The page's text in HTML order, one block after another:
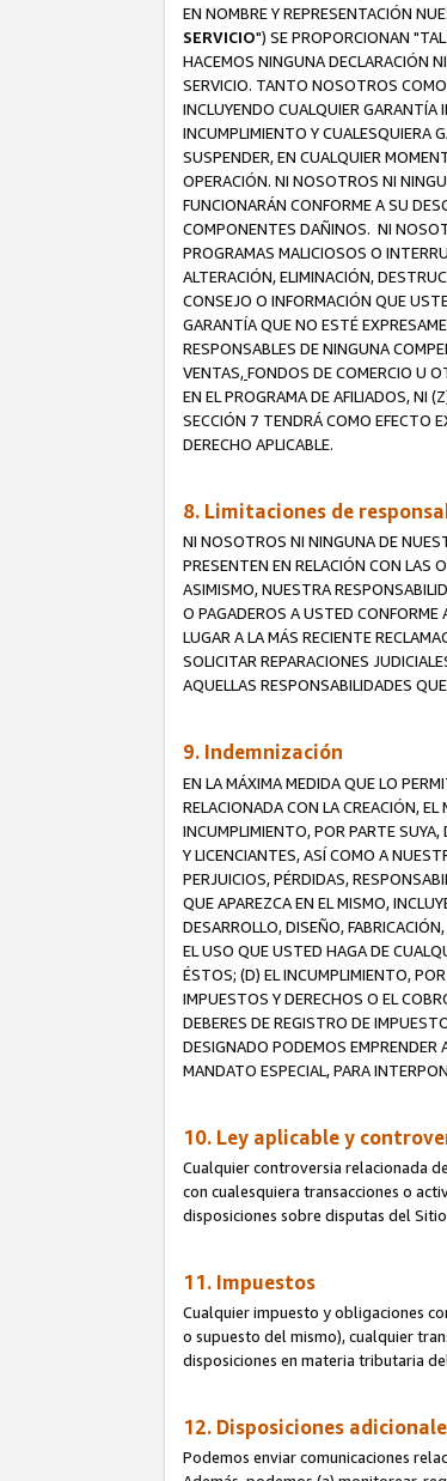
EN NOMBRE Y REPRESENTACIÓN
SERVICIO") SE PROPORCIONAN
HACEMOS NINGUNA DECLARACIÓN
SERVICIO. TANTO NOSOTROS
INCLUYENDO CUALQUIER GARANTÍA
INCUMPLIMIENTO Y CUALESQUIERA
SUSPENDER, EN CUALQUIER
OPERACIÓN. NI NOSOTROS NI
FUNCIONARÁN CONFORME A SU
COMPONENTES DAÑINOS. NI
PROGRAMAS MALICIOSOS O
ALTERACIÓN, ELIMINACIÓN,
CONSEJO O INFORMACIÓN QUE
GARANTÍA QUE NO ESTÉ
RESPONSABLES DE NINGUNA
VENTAS,FONDOS DE COMERCIO U
EN EL PROGRAMA DE AFILIADOS, NI
SECCIÓN 7 TENDRÁ COMO EFECTO
DERECHO APLICABLE.
8. Limitaciones de
NI NOSOTROS NI NINGUNA DE
PRESENTEN EN RELACIÓN CON LAS
ASIMISMO, NUESTRA
O PAGADEROS A USTED CONFORME
LUGAR A LA MÁS RECIENTE
SOLICITAR REPARACIONES
AQUELLAS RESPONSABILIDADES
9. Indemnización
EN LA MÁXIMA MEDIDA QUE LO
RELACIONADA CON LA CREACIÓN,
INCUMPLIMIENTO, POR PARTE
Y LICENCIANTES, ASÍ COMO A
PERJUICIOS, PÉRDIDAS,
QUE APAREZCA EN EL MISMO,
DESARROLLO, DISEÑO,
EL USO QUE USTED HAGA DE
ÉSTOS; (D) EL INCUMPLIMIENTO,
IMPUESTOS Y DERECHOS O EL
DEBERES DE REGISTRO DE
DESIGNADO PODEMOS EMPRENDER
MANDATO ESPECIAL, PARA
10. Ley aplicable y
Cualquier controversia relacionada
con cualesquiera transacciones o
disposiciones sobre disputas del
11. Impuestos
Cualquier impuesto y obligaciones
o supuesto del mismo), cualquier
disposiciones en materia tributaria
12. Disposiciones
Podemos enviar comunicaciones